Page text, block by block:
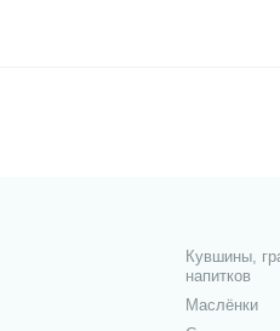
Кувшины,
напитков
Маслёнки